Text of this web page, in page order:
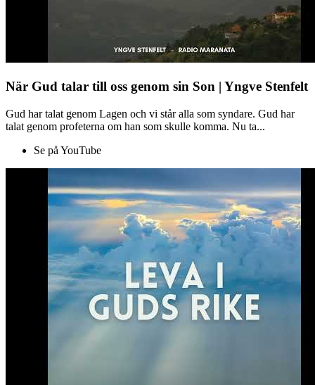
När Gud talar till oss genom sin Son | Yngve Stenfelt
Gud har talat genom Lagen och vi står alla som syndare. Gud har
talat genom profeterna om han som skulle komma. Nu ta...
Se på YouTube